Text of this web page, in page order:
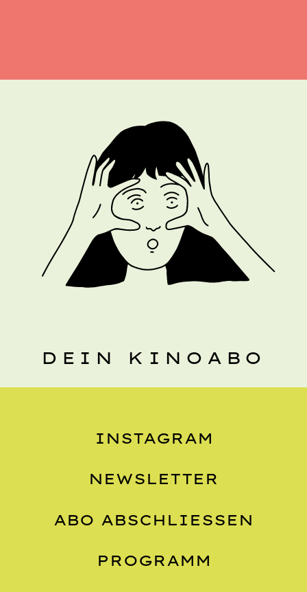
DEIN KINOABO
INSTAGRAM
NEWSLETTER
ABO ABSCHLIESSEN
PROGRAMM